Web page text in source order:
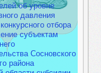
об уровне
давления
отбора
субъектам
Сосновского
района